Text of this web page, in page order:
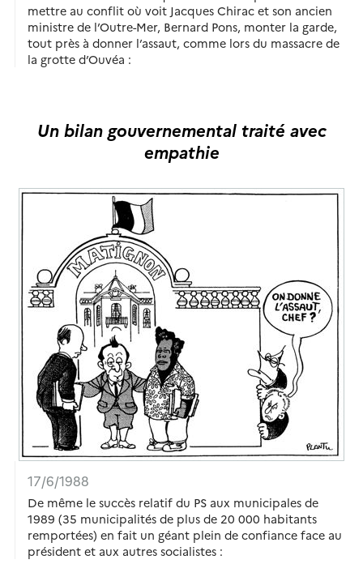
mettre au conflit où voit Jacques Chirac et son ancien
ministre de l’Outre-Mer, Bernard Pons, monter la garde,
tout près à donner l’assaut, comme lors du massacre de
la grotte d’Ouvéa :
Un bilan gouvernemental traité avec
empathie
17/6/1988
De même le succès relatif du PS aux municipales de
1989 (35 municipalités de plus de 20 000 habitants
remportées) en fait un géant plein de confiance face au
président et aux autres socialistes :